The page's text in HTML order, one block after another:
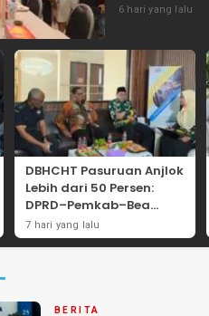
6 hari yang lalu
DBHCHT Pasuruan Anjlok
Lebih dari 50 Persen:
DPRD–Pemkab–Bea
Cukai Perkuat Perang
Melawan Peredaran
7 hari yang lalu
BERITA